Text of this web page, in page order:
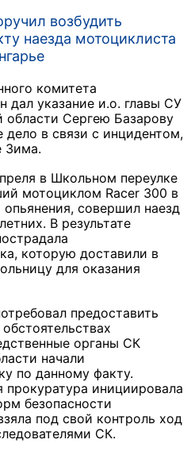
возбудить
наезда мотоциклиста
комитета
дал указание и.о. главы СУ
Сергею Базарову
дело в связи с инцидентом,
Зима.
в Школьном переулке
мотоциклом Racer 300 в
совершил наезд
В результате
которую доставили в
для оказания
предоставить
органы СК
начали
по данному факту.
инициировала
безопасности
под свой контроль ход
СК.